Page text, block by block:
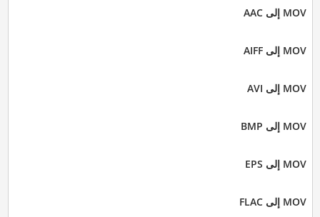
MOV إلى AAC
MOV إلى AIFF
MOV إلى AVI
MOV إلى BMP
MOV إلى EPS
MOV إلى FLAC